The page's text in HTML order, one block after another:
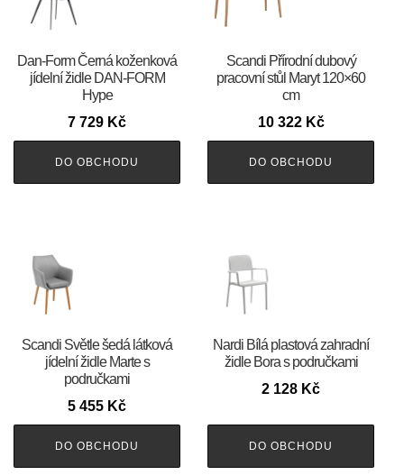
​​​​​Dan-Form Černá koženková
jídelní židle DAN-FORM
Hype
7 729 Kč
DO OBCHODU
Scandi Přírodní dubový
pracovní stůl Maryt 120×60
cm
10 322 Kč
DO OBCHODU
Scandi Světle šedá látková
jídelní židle Marte s
područkami
5 455 Kč
DO OBCHODU
Nardi Bílá plastová zahradní
židle Bora s područkami
2 128 Kč
DO OBCHODU